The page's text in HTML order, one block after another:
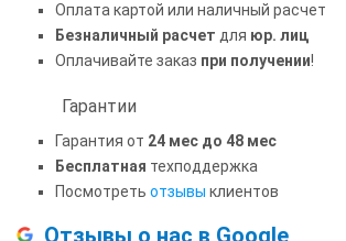
Оплата картой или наличный расчет
Безналичный расчет для юр. лиц
Оплачивайте заказ при получении!
Гарантии
Гарантия от 24 мес до 48 мес
Бесплатная техподдержка
Посмотреть отзывы клиентов
Отзывы о нас в Google